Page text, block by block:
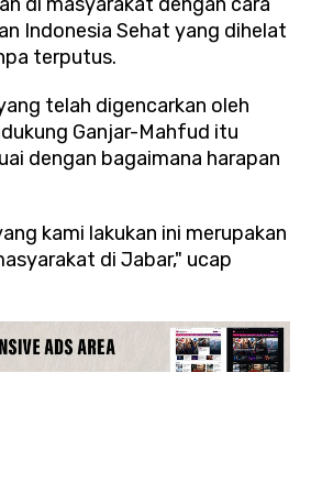
Indonesia Sehat yang dihelat
terputus.
telah digencarkan oleh
Ganjar-Mahfud itu
dengan bagaimana harapan
kami lakukan ini merupakan
di Jabar," ucap